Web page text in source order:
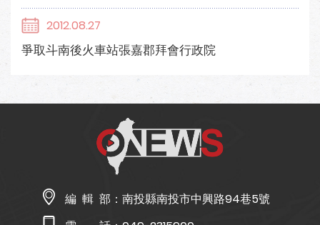
2012.08.27
爭取斗南後火車站張嘉郡拜會行政院
編 輯 部： 南投縣南投市中興路94巷5號